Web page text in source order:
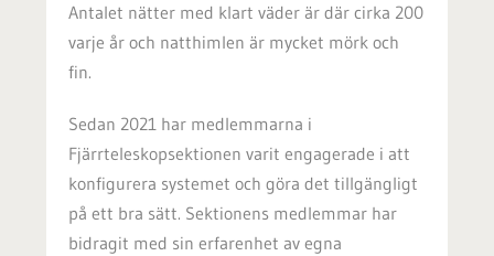
Antalet nätter med klart väder är där cirka 200
varje år och natthimlen är mycket mörk och
fin.
Sedan 2021 har medlemmarna i
Fjärrteleskopsektionen varit engagerade i att
konfigurera systemet och göra det tillgängligt
på ett bra sätt. Sektionens medlemmar har
bidragit med sin erfarenhet av egna